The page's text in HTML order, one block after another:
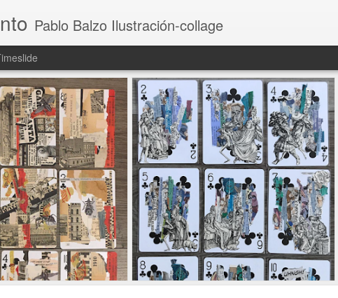
Pablo Balzo Ilustración-collage